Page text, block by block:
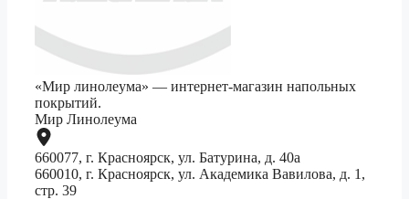
«Мир линолеума» — интернет-магазин напольных
покрытий.
Мир Линолеума
660077, г. Красноярск, ул. Батурина, д. 40а
660010, г. Красноярск, ул. Академика Вавилова, д. 1,
стр. 39